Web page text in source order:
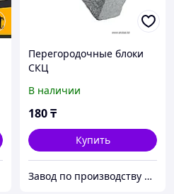
Перегородочные блоки
СКЦ
В наличии
180₸
Купить
Завод по производству бетонных изделий "Ару-Тас"